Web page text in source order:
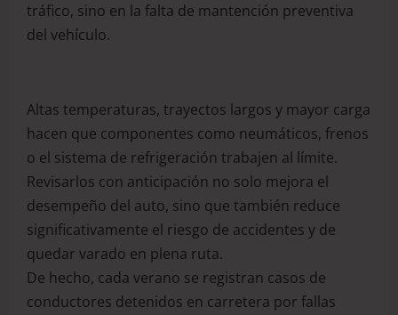
tráfico, sino en la falta de mantención preventiva
del vehículo.
Altas temperaturas, trayectos largos y mayor carga
hacen que componentes como neumáticos, frenos
o el sistema de refrigeración trabajen al límite.
Revisarlos con anticipación no solo mejora el
desempeño del auto, sino que también reduce
significativamente el riesgo de accidentes y de
quedar varado en plena ruta.
De hecho, cada verano se registran casos de
conductores detenidos en carretera por fallas